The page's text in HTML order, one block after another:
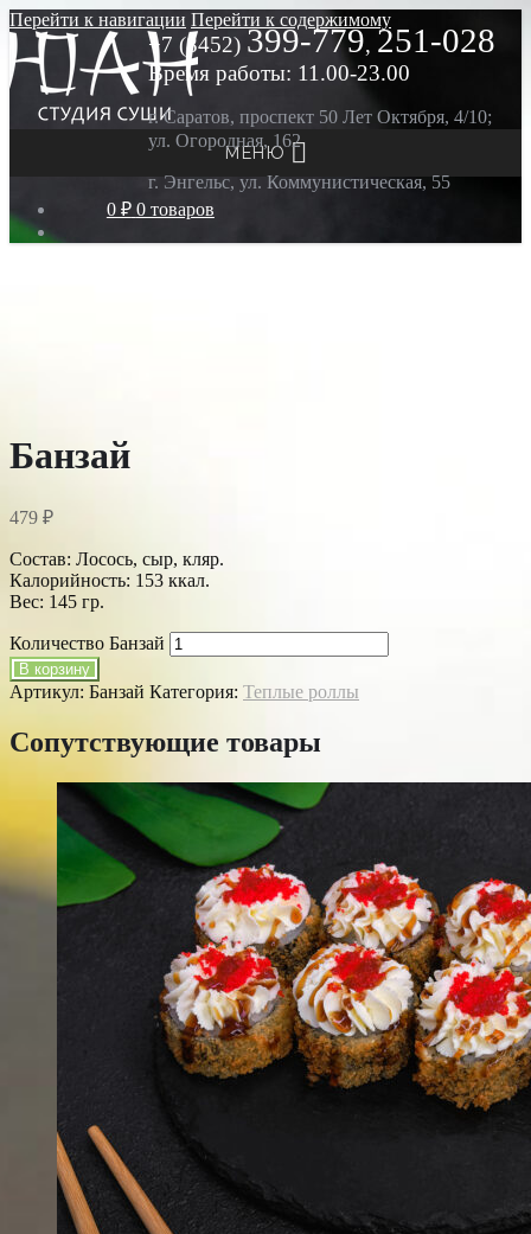
Перейти к навигации Перейти к содержимому
МЕНЮ
0 ₽ 0 товаров
+7 (8452) 399-779, 251-028
Время работы: 11.00-23.00
г. Саратов, проспект 50 Лет Октября, 4/10;
ул. Огородная, 162
г. Энгельс, ул. Коммунистическая, 55
Банзай
479 ₽
Состав: Лосось, сыр, кляр.
Калорийность: 153 ккал.
Вес: 145 гр.
Количество Банзай
В корзину
Артикул: Банзай Категория: Теплые роллы
Сопутствующие товары